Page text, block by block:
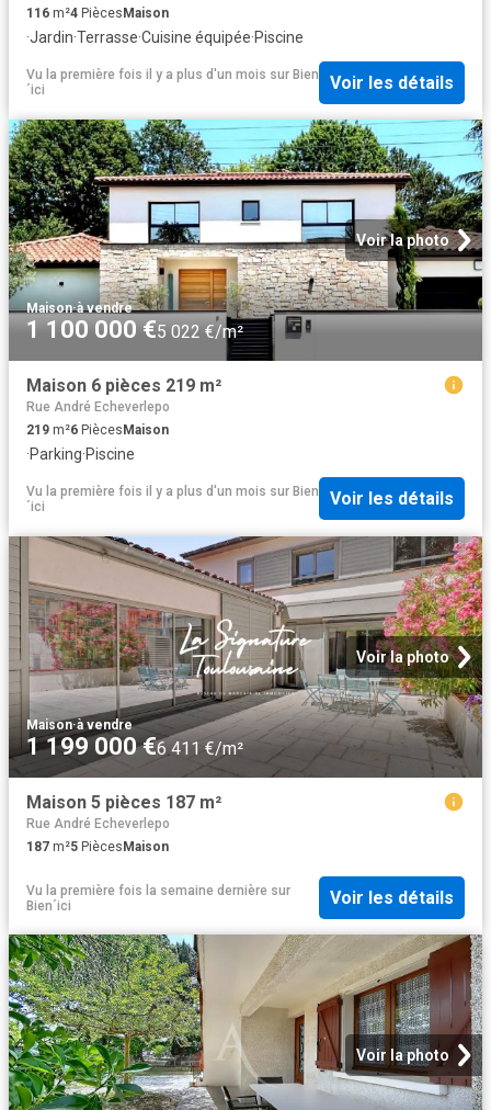
116 m²4 Pièces Maison
·Jardin·Terrasse·Cuisine équipée·Piscine
Vu la première fois il y a plus d'un mois sur Bien
´ici
Voir les détails
Voir la photo
Maison·à vendre
1 100 000 €5 022 €/m²
Maison 6 pièces 219 m²
Rue André Echeverlepo
219 m²6 Pièces Maison
·Parking·Piscine
Vu la première fois il y a plus d'un mois sur Bien
´ici
Voir les détails
Voir la photo
Maison·à vendre
1 199 000 €6 411 €/m²
Maison 5 pièces 187 m²
Rue André Echeverlepo
187 m²5 PiècesMaison
Vu la première fois la semaine dernière sur
Bien´ici
Voir les détails
Voir la photo